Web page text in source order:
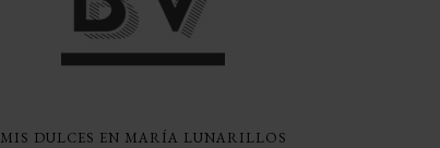
MIS DULCES EN MARÍA LUNARILLOS